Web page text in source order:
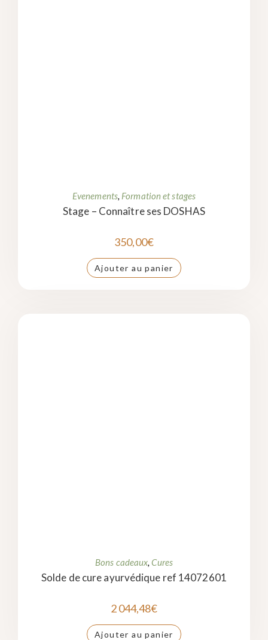
Evenements, Formation et stages
Stage – Connaître ses DOSHAS
350,00€
Ajouter au panier
Bons cadeaux,Cures
Solde de cure ayurvédique ref 14072601
2 044,48€
Ajouter au panier